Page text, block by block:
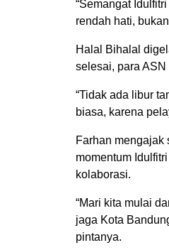
“Semangat
rendah hati,
Halal Bihalal
selesai, para
“Tidak ada libur
biasa, karena
Farhan mengajak
momentum
kolaborasi.
“Mari kita mulai
jaga Kota
pintanya.